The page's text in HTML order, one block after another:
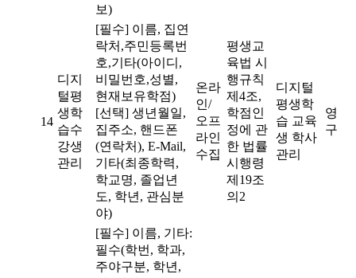
보)
14
디지
털평
생학
습수
강생
관리
[필수] 이름, 집연
락처,주민등록번
호,기타(아이디,
비밀번호,성별,
현재보유학점)
[선택] 생년월일,
집주소, 핸드폰
(연락처), E-Mail,
기타(최종학력,
학교명, 졸업년
도, 학년, 관심분
야)
온라
인/
오프
라인
수집
평생교
육법 시
행규칙
제4조,
학점인
정에 관
한 법률
시행령
제19조
의2
디지털
평생학
습 교육
생 학사
관리
영
구
[필수] 이름, 기타:
필수(학번, 학과,
주야구분, 학년,